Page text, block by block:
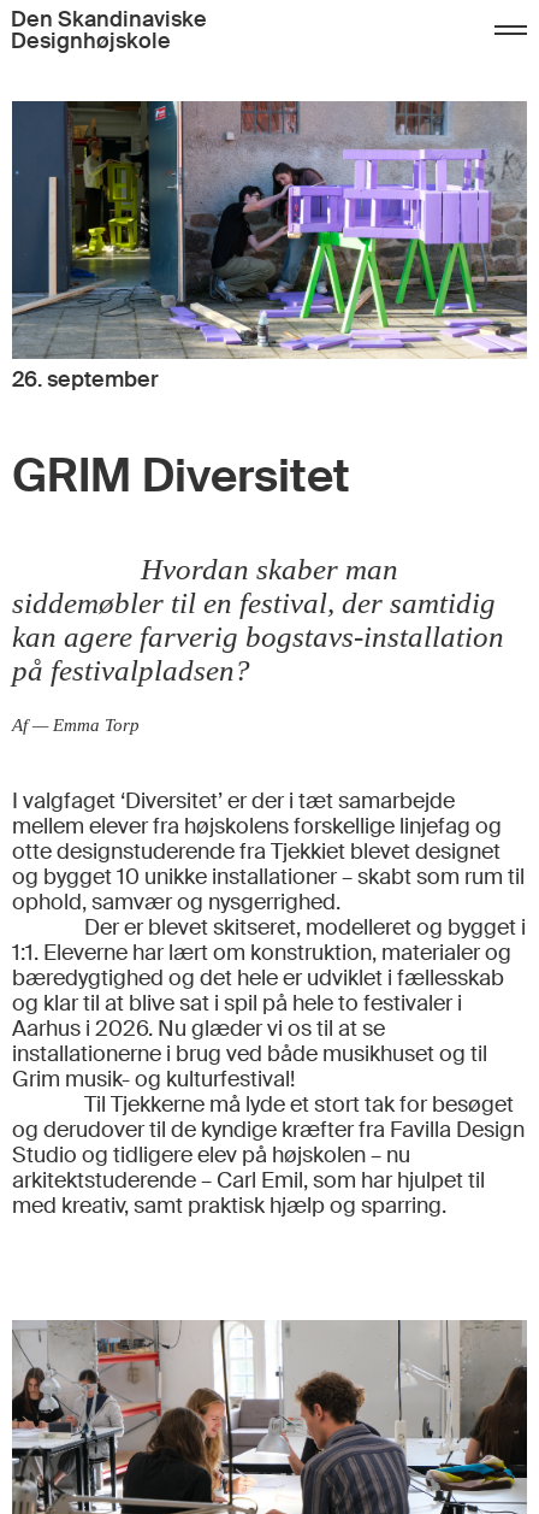
Den Skandinaviske
Designhøjskole
26. september
GRIM Diversitet
Hvordan skaber man
siddemøbler til en festival, der samtidig
kan agere farverig bogstavs-installation
på festivalpladsen?
Af — Emma Torp
I valgfaget ‘Diversitet’ er der i tæt samarbejde
mellem elever fra højskolens forskellige linjefag og
otte designstuderende fra Tjekkiet blevet designet
og bygget 10 unikke installationer – skabt som rum til
ophold, samvær og nysgerrighed.
Der er blevet skitseret, modelleret og bygget i
1:1. Eleverne har lært om konstruktion, materialer og
bæredygtighed og det hele er udviklet i fællesskab
og klar til at blive sat i spil på hele to festivaler i
Aarhus i 2026. Nu glæder vi os til at se
installationerne i brug ved både musikhuset og til
Grim musik- og kulturfestival!
Til Tjekkerne må lyde et stort tak for besøget
og derudover til de kyndige kræfter fra Favilla Design
Studio og tidligere elev på højskolen – nu
arkitektstuderende – Carl Emil, som har hjulpet til
med kreativ, samt praktisk hjælp og sparring.